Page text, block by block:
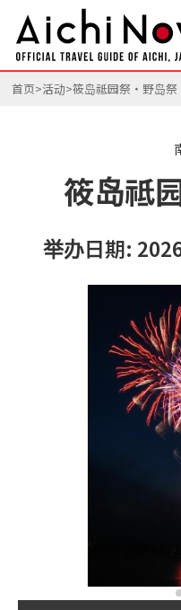
首页 活动 筱岛祗园祭・野岛祭
筱岛祗
举办日期: